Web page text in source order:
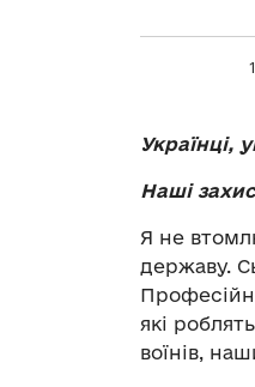
Українці,
Наші
Я не
державу.
які
воїнів,